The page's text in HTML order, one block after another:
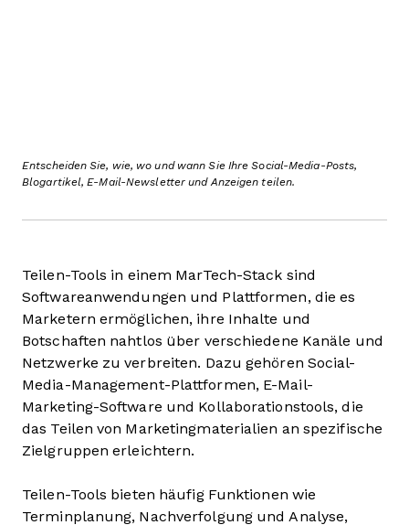
Entscheiden Sie, wie, wo und wann Sie Ihre Social-Media-Posts,
Blogartikel, E-Mail-Newsletter und Anzeigen teilen.
Teilen-Tools in einem MarTech-Stack sind
Softwareanwendungen und Plattformen, die es
Marketern ermöglichen, ihre Inhalte und
Botschaften nahtlos über verschiedene Kanäle und
Netzwerke zu verbreiten. Dazu gehören Social-
Media-Management-Plattformen, E-Mail-
Marketing-Software und Kollaborationstools, die
das Teilen von Marketingmaterialien an spezifische
Zielgruppen erleichtern.
Teilen-Tools bieten häufig Funktionen wie
Terminplanung, Nachverfolgung und Analyse,